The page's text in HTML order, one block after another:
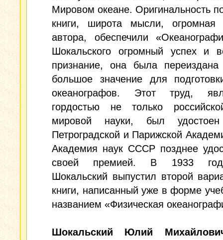
Мировом океане. Оригинальность
книги, широта мысли, огромная
автора, обеспечили
Шокальского огромный успех и
признание, она была
большое значение для
океанографов. Этот труд,
гордостью не только
мировой науки, был
Петроградской и Парижской
Академия наук СССР позднее
своей премией. В 1933
Шокальский выпустил второй
книги, написанный уже в форме
названием «Физическая
Шокальский Юлий